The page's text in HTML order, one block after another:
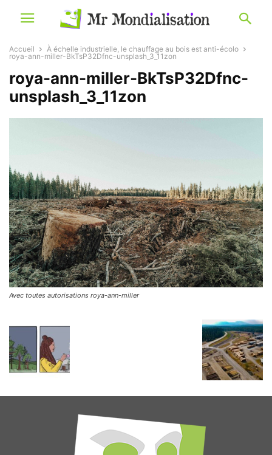
Accueil
À échelle industrielle, le chauffage au bois est anti-écolo
roya-ann-miller-BkTsP32Dfnc-unsplash_3_11zon
roya-ann-miller-BkTsP32Dfnc-
unsplash_3_11zon
Avec toutes autorisations roya-ann-miller